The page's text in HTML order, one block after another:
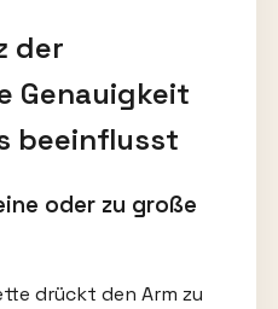
der
Genauigkeit
beeinflusst
oder zu große
drückt den Arm zu